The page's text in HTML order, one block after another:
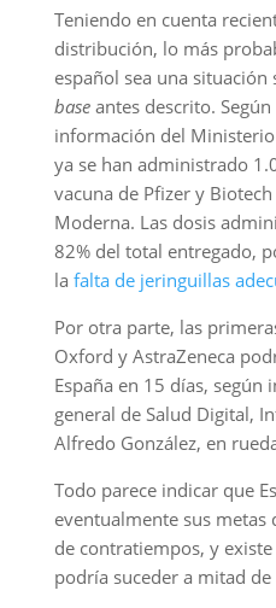
Teniendo en cuenta
distribución, lo más
español sea una situación
baseantes descrito.
información del Ministerio
ya se han administrado
vacuna de Pfizer y
Moderna. Las dosis
82% del total entregado,
la falta de jeringuillas
Por otra parte, las
Oxford y AstraZeneca
España en 15 días, según
general de Salud Digital,
Alfredo González, en
Todo parece indicar que
eventualmente sus metas
de contratiempos, y
podría suceder a mitad de